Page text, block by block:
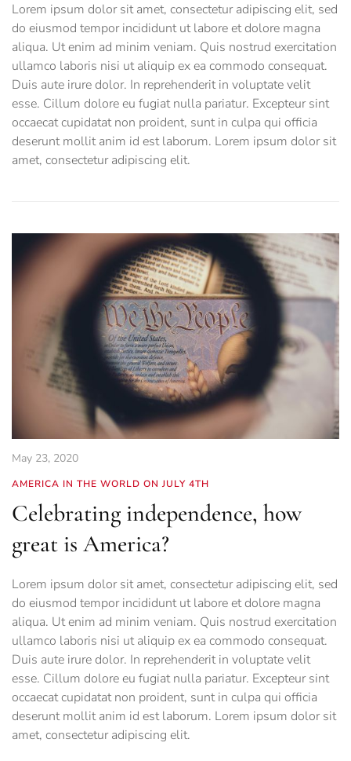
Lorem ipsum dolor sit amet, consectetur adipiscing elit, sed
do eiusmod tempor incididunt ut labore et dolore magna
aliqua. Ut enim ad minim veniam. Quis nostrud exercitation
ullamco laboris nisi ut aliquip ex ea commodo consequat.
Duis aute irure dolor. In reprehenderit in voluptate velit
esse. Cillum dolore eu fugiat nulla pariatur. Excepteur sint
occaecat cupidatat non proident, sunt in culpa qui officia
deserunt mollit anim id est laborum. Lorem ipsum dolor sit
amet, consectetur adipiscing elit.
May 23, 2020
AMERICA IN THE WORLD ON JULY 4TH
Celebrating independence, how
great is America?
Lorem ipsum dolor sit amet, consectetur adipiscing elit, sed
do eiusmod tempor incididunt ut labore et dolore magna
aliqua. Ut enim ad minim veniam. Quis nostrud exercitation
ullamco laboris nisi ut aliquip ex ea commodo consequat.
Duis aute irure dolor. In reprehenderit in voluptate velit
esse. Cillum dolore eu fugiat nulla pariatur. Excepteur sint
occaecat cupidatat non proident, sunt in culpa qui officia
deserunt mollit anim id est laborum. Lorem ipsum dolor sit
amet, consectetur adipiscing elit.